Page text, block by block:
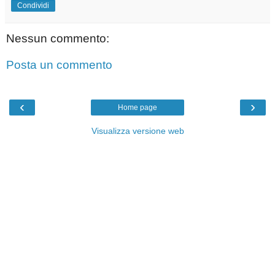
Condividi
Nessun commento:
Posta un commento
‹ ›
Home page
Visualizza versione web